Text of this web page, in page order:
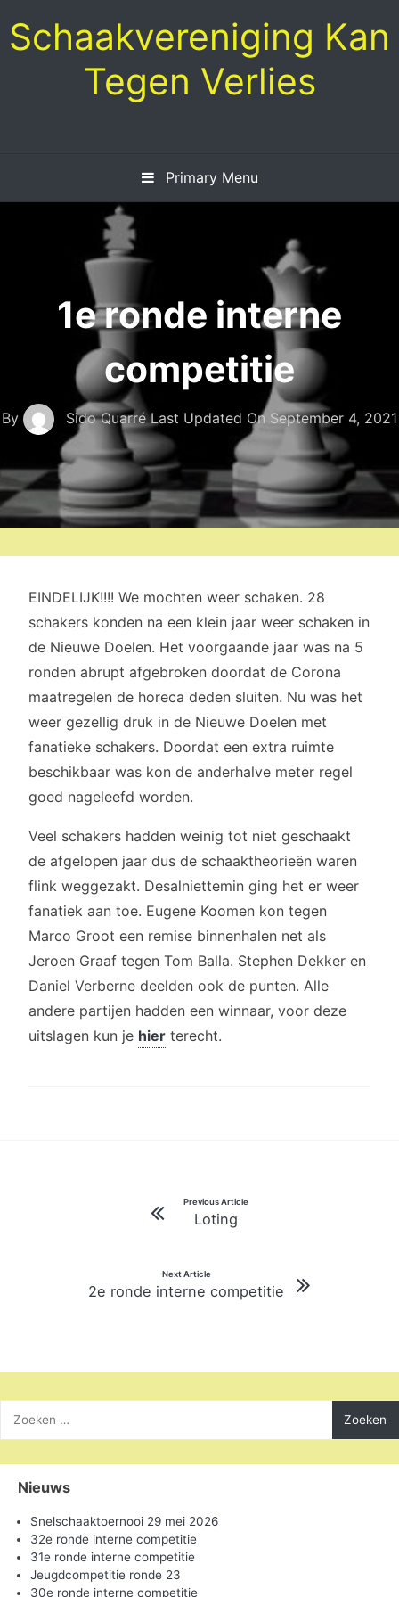
to
content
Schaakvereniging Kan
Tegen Verlies
Primary Menu
1e ronde interne
competitie
By Sido QuarréLast Updated On September 4, 2021
EINDELIJK!!!! We mochten weer schaken. 28
schakers konden na een klein jaar weer schaken in
de Nieuwe Doelen. Het voorgaande jaar was na 5
ronden abrupt afgebroken doordat de Corona
maatregelen de horeca deden sluiten. Nu was het
weer gezellig druk in de Nieuwe Doelen met
fanatieke schakers. Doordat een extra ruimte
beschikbaar was kon de anderhalve meter regel
goed nageleefd worden.
Veel schakers hadden weinig tot niet geschaakt
de afgelopen jaar dus de schaaktheorieën waren
flink weggezakt. Desalniettemin ging het er weer
fanatiek aan toe. Eugene Koomen kon tegen
Marco Groot een remise binnenhalen net als
Jeroen Graaf tegen Tom Balla. Stephen Dekker en
Daniel Verberne deelden ook de punten. Alle
andere partijen hadden een winnaar, voor deze
uitslagen kun je hier terecht.
Previous Article
Loting
Next Article
2e ronde interne competitie
naar:
Nieuws
Snelschaaktoernooi 29 mei 2026
32e ronde interne competitie
31e ronde interne competitie
Jeugdcompetitie ronde 23
30e ronde interne competitie